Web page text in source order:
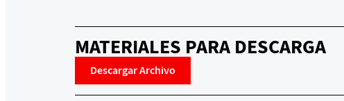
MATERIALES PARA DESCARGA
Descargar Archivo